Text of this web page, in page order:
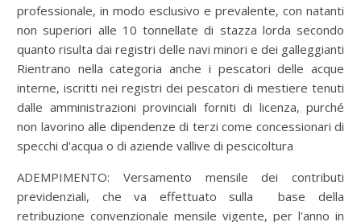
professionale, in modo esclusivo e prevalente, con natanti
non superiori alle 10 tonnellate di stazza lorda secondo
quanto risulta dai registri delle navi minori e dei galleggianti
Rientrano nella categoria anche i pescatori delle acque
interne, iscritti nei registri dei pescatori di mestiere tenuti
dalle amministrazioni provinciali forniti di licenza, purché
non lavorino alle dipendenze di terzi come concessionari di
specchi d'acqua o di aziende vallive di pescicoltura
ADEMPIMENTO: Versamento mensile dei contributi
previdenziali, che va effettuato sulla base della
retribuzione convenzionale mensile vigente, per l'anno in